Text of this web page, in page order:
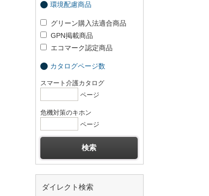
環境配慮商品
グリーン購入法適合商品
GPN掲載商品
エコマーク認定商品
カタログページ数
スマート介護カタログ
ページ
危機対策のキホン
ページ
ダイレクト検索